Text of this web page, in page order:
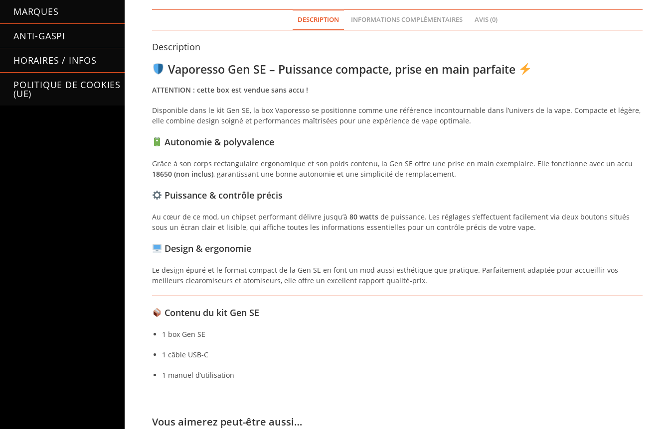
MARQUES
ANTI-GASPI
HORAIRES / INFOS
POLITIQUE DE COOKIES
(UE)
VAPORESSO
DESCRIPTION INFORMATIONS COMPLÉMENTAIRES AVIS (0)
Description
Vaporesso Gen SE – Puissance compacte, prise en main parfaite
ATTENTION : cette box est vendue sans accu !
Disponible dans le kit Gen SE, la box Vaporesso se positionne comme une référence incontournable dans l’univers de la vape. Compacte et légère,
elle combine design soigné et performances maîtrisées pour une expérience de vape optimale.
Autonomie & polyvalence
Grâce à son corps rectangulaire ergonomique et son poids contenu, la Gen SE offre une prise en main exemplaire. Elle fonctionne avec un accu
18650 (non inclus), garantissant une bonne autonomie et une simplicité de remplacement.
Puissance & contrôle précis
Au cœur de ce mod, un chipset performant délivre jusqu’à 80 wattsde puissance. Les réglages s’effectuent facilement via deux boutons situés
sous un écran clair et lisible, qui affiche toutes les informations essentielles pour un contrôle précis de votre vape.
Design & ergonomie
Le design épuré et le format compact de la Gen SE en font un mod aussi esthétique que pratique. Parfaitement adaptée pour accueillir vos
meilleurs clearomiseurs et atomiseurs, elle offre un excellent rapport qualité-prix.
Contenu du kit Gen SE
1 box Gen SE
1 câble USB-C
1 manuel d’utilisation
Vous aimerez peut-être aussi…